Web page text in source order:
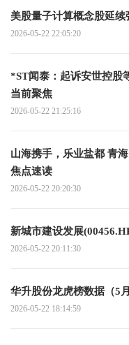
美股量子计算概念股延
2026-05-22 22:05:20
*ST闻泰：起诉安世控股
当前聚焦
2026-05-22 21:25:16
山海携手，乐业盐都 青海同德县驻盐城就业服务工作站正式揭_
焦点速读
2026-05-22 20:20:30
新城市建设发展
2026-05-22 20:11:30
华升股份龙虎榜数据（5月
2026-05-22 18:14:59